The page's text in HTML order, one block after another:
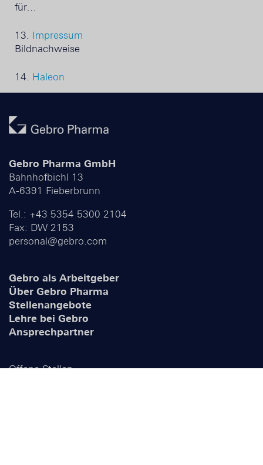
für…
13. Impressum
Bildnachweise
14. Haleon
Gebro Pharma GmbH
Bahnhofbichl 13
A-6391 Fieberbrunn
Tel.: +43 5354 5300 2104
Fax: DW 2153
personal@gebro.com
Gebro als Arbeitgeber
Über Gebro Pharma
Stellenangebote
Lehre bei Gebro
Ansprechpartner
Offene Stellen